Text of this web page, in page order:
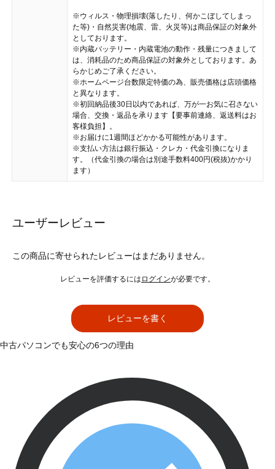
※ウィルス・物理損壊(落したり、何かこぼしてしまっ
た等)・自然災害(地震、雷、火災等)は商品保証の対象外
としております。
※内蔵バッテリー・内蔵電池の動作・残量につきまして
は、消耗品のため商品保証の対象外としております。あ
らかじめご了承ください。
※ホームページ台数限定特価の為、販売価格は店頭価格
と異なります。
※初回納品後30日以内であれば、万が一お気に召さない
場合、交換・返品を承ります【要事前連絡、返送料はお
客様負担】。
※お届けに1週間ほどかかる可能性があります。
※支払い方法は銀行振込・クレカ・代金引換になりま
す。（代金引換の場合は別途手数料400円(税抜)かかり
ます）
ユーザーレビュー
この商品に寄せられたレビューはまだありません。
レビューを評価するには ログインが必要です。
レビューを書く
中古パソコンでも安心の6つの理由